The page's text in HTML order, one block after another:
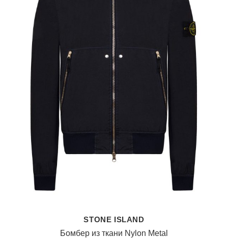
STONE ISLAND
Бомбер из ткани Nylon Metal